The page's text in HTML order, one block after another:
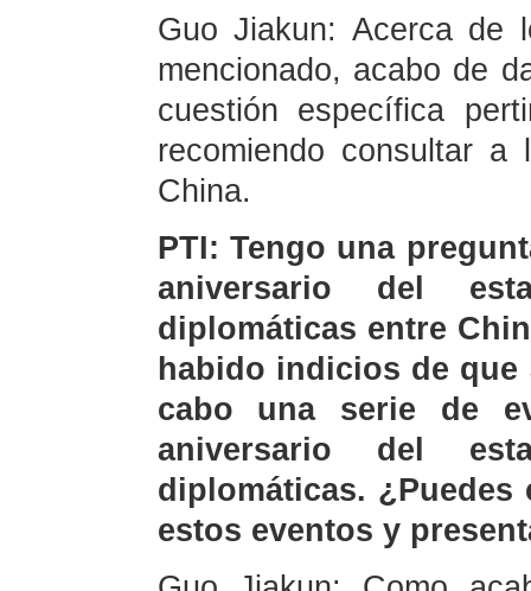
Guo Jiakun: Acerca de
mencionado, acabo de
cuestión específica
recomiendo consultar a
China.
PTI: Tengo una
aniversario del
diplomáticas entre
habido indicios de que
cabo una serie de
aniversario del
diplomáticas. ¿Puedes
estos eventos y